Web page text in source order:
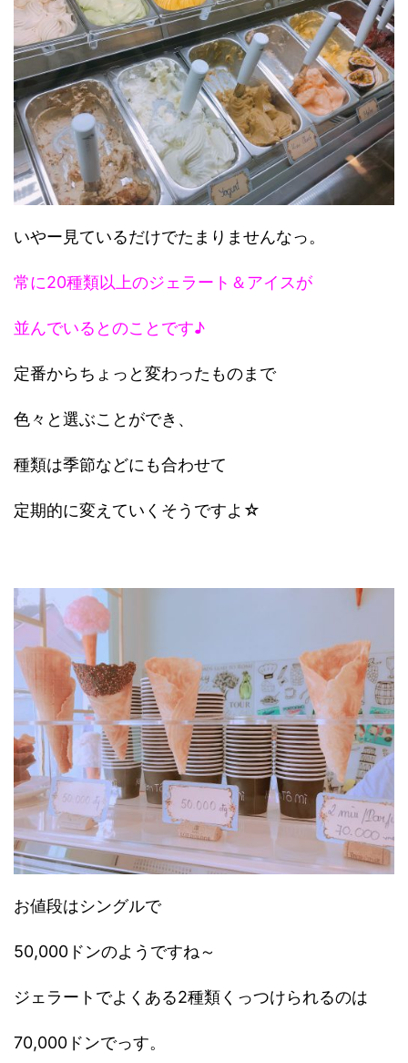
いやー見ているだけでたまりませんなっ。
常に20種類以上のジェラート＆アイスが
並んでいるとのことです♪
定番からちょっと変わったものまで
色々と選ぶことができ、
種類は季節などにも合わせて
定期的に変えていくそうですよ☆
お値段はシングルで
50,000ドンのようですね～
ジェラートでよくある2種類くっつけられるのは
70,000ドンでっす。